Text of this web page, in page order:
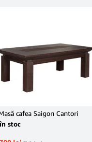
cafea Saigon Cantori
în stoc